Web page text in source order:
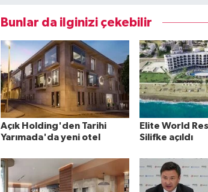
Bunlar da ilginizi çekebilir
Açık Holding'den Tarihi
Yarımada'da yeni otel
Elite World
Silifke açıldı